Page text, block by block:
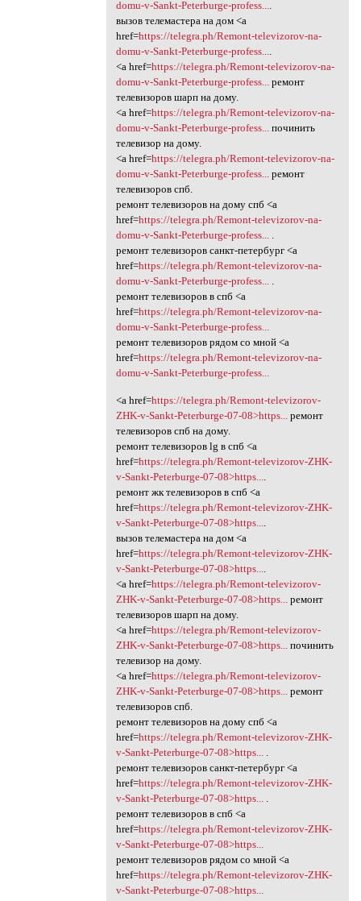
domu-v-Sankt-Peterburge-profess...
вызов телемастера на дом <a
href=https://telegra.ph/Remont-televizorov-na-
domu-v-Sankt-Peterburge-profess...
<a href=https://telegra.ph/Remont-televizorov-na-
domu-v-Sankt-Peterburge-profess...
ремонт
телевизоров шарп на дому.
<a href=https://telegra.ph/Remont-televizorov-na-
domu-v-Sankt-Peterburge-profess...
починить
телевизор на дому.
<a href=https://telegra.ph/Remont-televizorov-na-
domu-v-Sankt-Peterburge-profess...
ремонт
телевизоров спб.
ремонт телевизоров на дому спб <a
href=https://telegra.ph/Remont-televizorov-na-
domu-v-Sankt-Peterburge-profess...
ремонт телевизоров санкт-петербург <a
href=https://telegra.ph/Remont-televizorov-na-
domu-v-Sankt-Peterburge-profess...
ремонт телевизоров в спб <a
href=https://telegra.ph/Remont-televizorov-na-
domu-v-Sankt-Peterburge-profess...
ремонт телевизоров рядом со мной <a
href=https://telegra.ph/Remont-televizorov-na-
domu-v-Sankt-Peterburge-profess...
<a href=https://telegra.ph/Remont-televizorov-
ZHK-v-Sankt-Peterburge-07-08>https...ремонт
телевизоров спб на дому.
ремонт телевизоров lg в спб <a
href=https://telegra.ph/Remont-televizorov-ZHK-
v-Sankt-Peterburge-07-08>https....
ремонт жк телевизоров в спб <a
href=https://telegra.ph/Remont-televizorov-ZHK-
v-Sankt-Peterburge-07-08>https....
вызов телемастера на дом <a
href=https://telegra.ph/Remont-televizorov-ZHK-
v-Sankt-Peterburge-07-08>https....
<a href=https://telegra.ph/Remont-televizorov-
ZHK-v-Sankt-Peterburge-07-08>https...ремонт
телевизоров шарп на дому.
<a href=https://telegra.ph/Remont-televizorov-
ZHK-v-Sankt-Peterburge-07-08>https...починить
телевизор на дому.
<a href=https://telegra.ph/Remont-televizorov-
ZHK-v-Sankt-Peterburge-07-08>https...ремонт
телевизоров спб.
ремонт телевизоров на дому спб <a
href=https://telegra.ph/Remont-televizorov-ZHK-
v-Sankt-Peterburge-07-08>https....
ремонт телевизоров санкт-петербург <a
href=https://telegra.ph/Remont-televizorov-ZHK-
v-Sankt-Peterburge-07-08>https....
ремонт телевизоров в спб <a
href=https://telegra.ph/Remont-televizorov-ZHK-
v-Sankt-Peterburge-07-08>https...
ремонт телевизоров рядом со мной <a
href=https://telegra.ph/Remont-televizorov-ZHK-
v-Sankt-Peterburge-07-08>https...